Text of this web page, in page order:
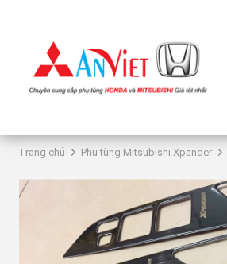
Trang chủ Phụ tùng Mitsubishi Xpander